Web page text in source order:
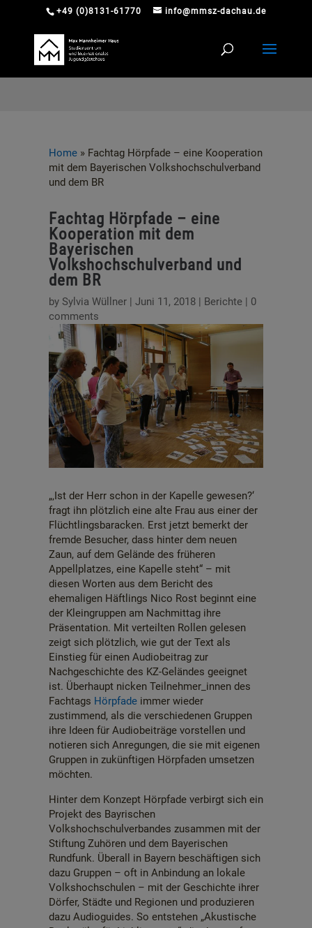
+49 (0)8131-61770 info@mmsz-dachau.de
Home » Fachtag Hörpfade – eine Kooperation
mit dem Bayerischen Volkshochschulverband
und dem BR
Fachtag Hörpfade – eine
Kooperation mit dem
Bayerischen
Volkshochschulverband und
dem BR
by Sylvia Wüllner | Juni 11, 2018 | Berichte | 0
comments
„‚Ist der Herr schon in der Kapelle gewesen?‘
fragt ihn plötzlich eine alte Frau aus einer der
Flüchtlingsbaracken. Erst jetzt bemerkt der
fremde Besucher, dass hinter dem neuen
Zaun, auf dem Gelände des früheren
Appellplatzes, eine Kapelle steht“ – mit
diesen Worten aus dem Bericht des
ehemaligen Häftlings Nico Rost beginnt eine
der Kleingruppen am Nachmittag ihre
Präsentation. Mit verteilten Rollen gelesen
zeigt sich plötzlich, wie gut der Text als
Einstieg für einen Audiobeitrag zur
Nachgeschichte des KZ-Geländes geeignet
ist. Überhaupt nicken Teilnehmer_innen des
Fachtags Hörpfade immer wieder
zustimmend, als die verschiedenen Gruppen
ihre Ideen für Audiobeiträge vorstellen und
notieren sich Anregungen, die sie mit eigenen
Gruppen in zukünftigen Hörpfaden umsetzen
möchten.
Hinter dem Konzept Hörpfade verbirgt sich ein
Projekt des Bayrischen
Volkshochschulverbandes zusammen mit der
Stiftung Zuhören und dem Bayerischen
Rundfunk. Überall in Bayern beschäftigen sich
dazu Gruppen – oft in Anbindung an lokale
Volkshochschulen – mit der Geschichte ihrer
Dörfer, Städte und Regionen und produzieren
dazu Audioguides. So entstehen „Akustische